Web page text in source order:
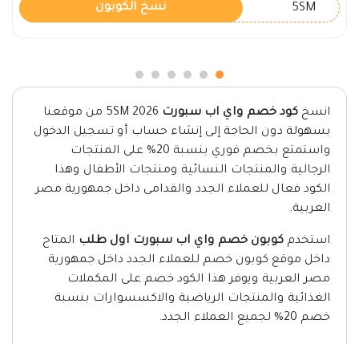
5SM نسخ الكوبون
انسخ كود خصم واي اب سبورت
2026 5SM من موقعنا
بسهولة دون الحاجة إلى إنشاء حساب أو تسجيل الدخول
واستمتع بخصم فوري بنسبة 20% على المنتجات
الرجالية والمنتجات النسائية ومنتجات الأطفال وهذا
الكود فعال للعملاء الجدد والقدامى داخل جمهورية مصر
العربية.
استخدم كوبون خصم واي اب سبورت اول طلب المتاح
داخل موقع كوبون خصم للعملاء الجدد داخل جمهورية
مصر العربية ويوفر هذا الكود خصم على المكملات
الغذائية والمنتجات الرياضية والاكسسوارات بنسبة
خصم 20% لجميع العملاء الجدد.